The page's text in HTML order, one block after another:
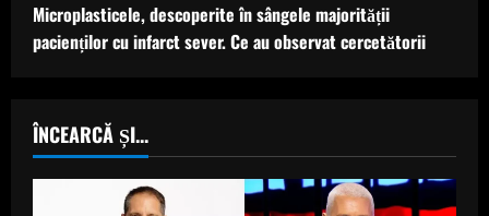
Microplasticele, descoperite în sângele majorității
pacienților cu infarct sever. Ce au observat cercetătorii
ÎNCEARCĂ ȘI...